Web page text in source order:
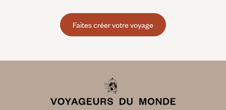
Faites créer votre voyage